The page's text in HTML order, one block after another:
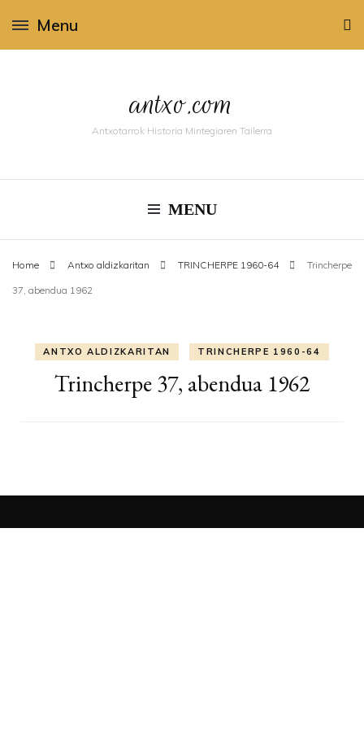
Menu
antxo.com
Antxotarrok Historia Mintegiaren Tailerra
MENU
Home Antxo aldizkaritan TRINCHERPE 1960-64 Trincherpe
37, abendua 1962
ANTXO ALDIZKARITAN TRINCHERPE 1960-64
Trincherpe 37, abendua 1962